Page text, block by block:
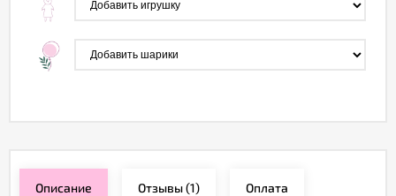
Описание Отзывы(1) Оплата